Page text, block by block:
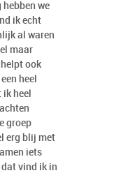
hebben we
ik echt
al waren
maar
ook
heel
heel
groep
erg blij met
iets
vind ik in